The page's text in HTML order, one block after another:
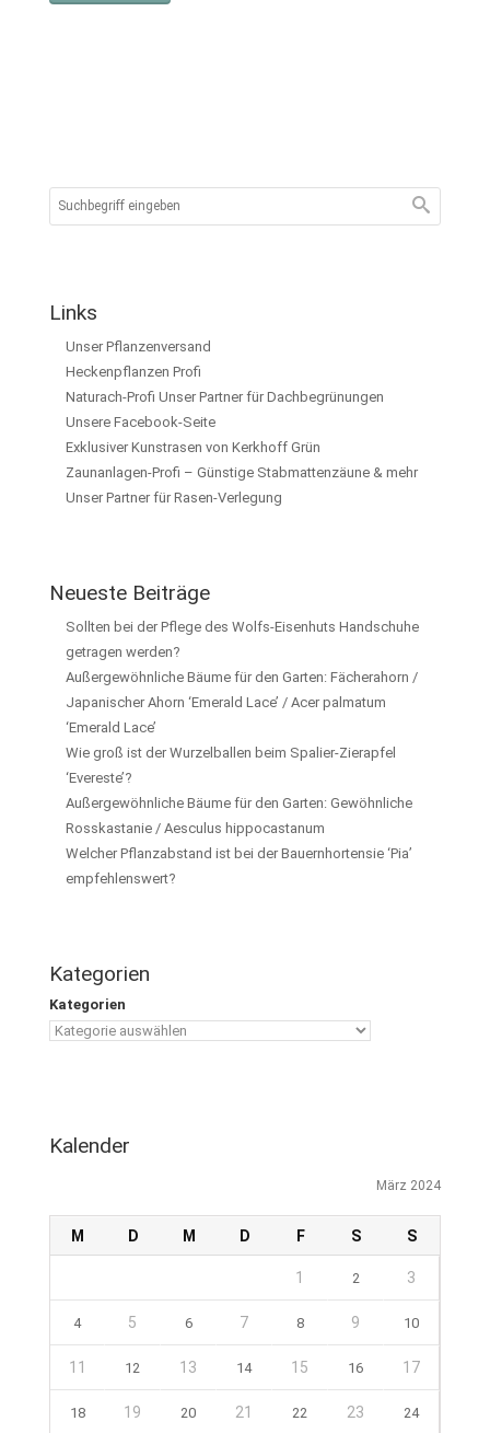
Links
Unser Pflanzenversand
Heckenpflanzen Profi
Naturach-Profi Unser Partner für Dachbegrünungen
Unsere Facebook-Seite
Exklusiver Kunstrasen von Kerkhoff Grün
Zaunanlagen-Profi – Günstige Stabmattenzäune & mehr
Unser Partner für Rasen-Verlegung
Neueste Beiträge
Sollten bei der Pflege des Wolfs-Eisenhuts Handschuhe
getragen werden?
Außergewöhnliche Bäume für den Garten: Fächerahorn /
Japanischer Ahorn ‘Emerald Lace’ / Acer palmatum
‘Emerald Lace’
Wie groß ist der Wurzelballen beim Spalier-Zierapfel
‘Evereste’?
Außergewöhnliche Bäume für den Garten: Gewöhnliche
Rosskastanie / Aesculus hippocastanum
Welcher Pflanzabstand ist bei der Bauernhortensie ‘Pia’
empfehlenswert?
Kategorien
Kategorien
Kalender
März 2024
M D M D F S S
1 2 3
4 5 6 7 8 9 10
11 12 13 14 15 16 17
18 19 20 21 22 23 24